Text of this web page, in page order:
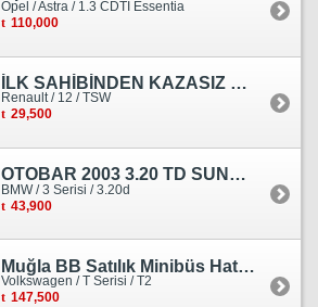
Opel / Astra / 1.3 CDTI Essentia
110,000
İLK SAHİBİNDEN KAZASIZ HASARSIZ BOYASIZ DEĞİŞENSİZ TAM ORJİNAL RENO
Renault / 12 / TSW
29,500
OTOBAR 2003 3.20 TD SUNROOF DERİ OTOMATİK DİZEL EMSALSİZ
BMW / 3 Serisi / 3.20d
43,900
Muğla BB Satılık Minibüs Hatı Volkswagen Crafter
Volkswagen / T Serisi / T2
147,500